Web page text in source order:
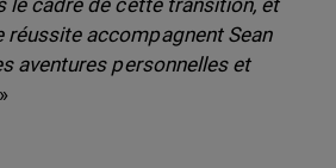
le cadre de cette transition, et
accompagnent Sean
aventures personnelles et
»